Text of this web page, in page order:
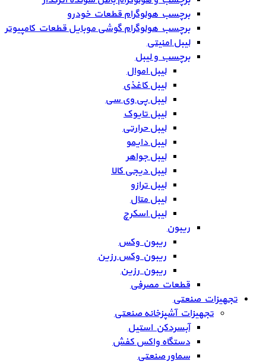
برچسب هولوگرام قطعات خودرو
برچسب هولوگرام گوشی موبایل قطعات کامپیوتر
لیبل امنیتی
برچسب و لیبل
لیبل اموال
لیبل کاغذی
لیبل پی وی سی
لیبل تایوک
لیبل حرارتی
لیبل دایمو
لیبل جواهر
لیبل دیجی کالا
لیبل ترازو
لیبل متال
لیبل اسکرچ
ریبون
ریبون وکس
ریبون وکس رزین
ریبون رزین
قطعات مصرفی
تجهیزات صنعتی
تجهیزات آشپزخانه صنعتی
آبسردکن استیل
دستگاه واکس کفش
سماور صنعتی